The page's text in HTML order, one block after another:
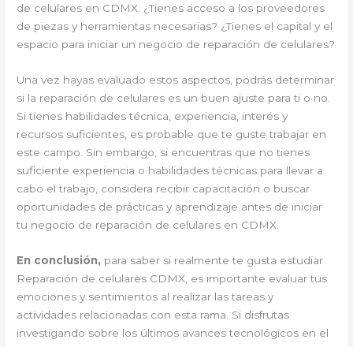
de celulares en CDMX. ¿Tienes acceso a los proveedores
de piezas y herramientas necesarias? ¿Tienes el capital y el
espacio para iniciar un negocio de reparación de celulares?
Una vez hayas evaluado estos aspectos, podrás determinar
si la reparación de celulares es un buen ajuste para ti o no.
Si tienes habilidades técnica, experiencia, interés y
recursos suficientes, es probable que te guste trabajar en
este campo. Sin embargo, si encuentras que no tienes
suficiente experiencia o habilidades técnicas para llevar a
cabo el trabajo, considera recibir capacitación o buscar
oportunidades de prácticas y aprendizaje antes de iniciar
tu negocio de reparación de celulares en CDMX.
En conclusión, para saber si realmente te gusta estudiar
Reparación de celulares CDMX, es importante evaluar tus
emociones y sentimientos al realizar las tareas y
actividades relacionadas con esta rama. Si disfrutas
investigando sobre los últimos avances tecnológicos en el